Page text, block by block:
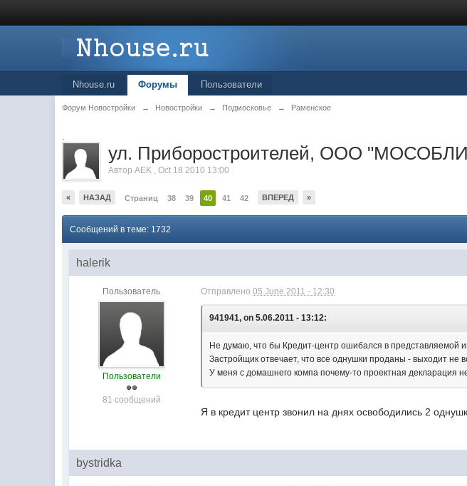
Nhouse.ru Форумы Пользователи
Форум Новостройки → Новостройки → Подмосковье → Раменское
.
ул. Приборостроителей, ООО
АвторAEK ,Oct 18 2010 13:00
« НАЗАД Страниц 38 39 40 41 42 ВПЕРЕД »
Сообщений в теме: 1732
halerik
Пользователь
Пользователи
81 сообщений
Отправлено05 June 2011 - 12:30
941941, on 5.06.2011 - 13:12:
Не думаю, что бы Кредит-центр ошибался в представляемой
Застройщик отвечает, что все однушки проданы - выходит
У меня с домашнего компа почему-то проектная декларация
Я в кредит центр звонил на днях освободились 2
bystridka